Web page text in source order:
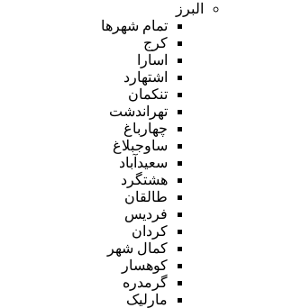
البرز
تمام شهر‌ها
کرج
اسارا
اشتهارد
تنکمان
تهراندشت
چهارباغ
ساوجبلاغ
سعیدآباد
هشتگرد
طالقان
فردیس
کردان
کمال شهر
کوهسار
گرمدره
مارلیک